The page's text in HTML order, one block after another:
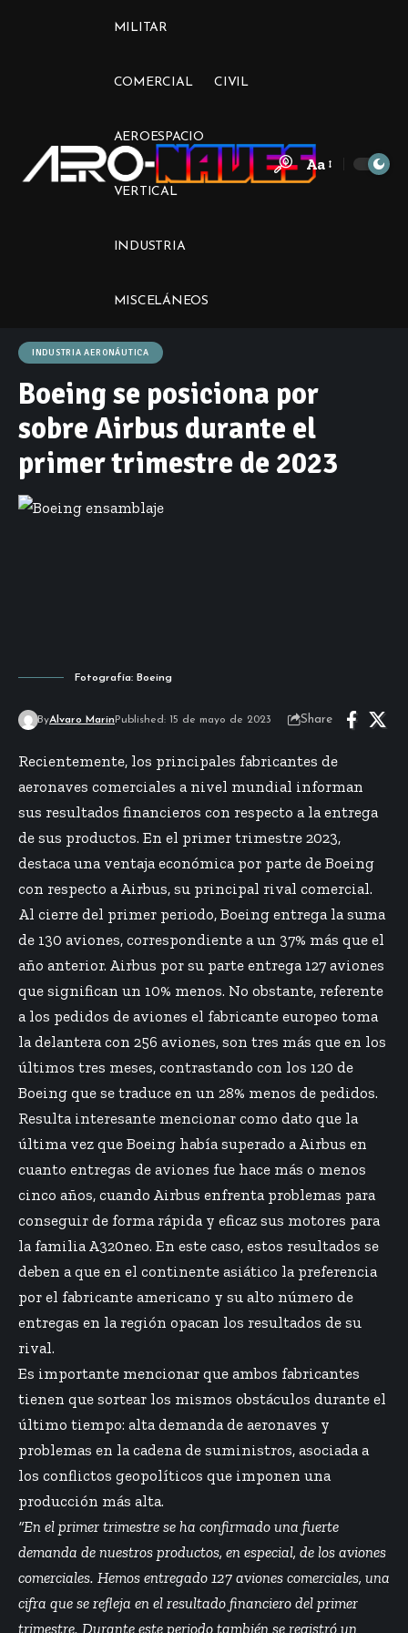
MILITAR
COMERCIAL CIVIL
AEROESPACIO
VERTICAL
INDUSTRIA
MISCELÁNEOS
Font
Aa
INDUSTRIA AERONÁUTICA
Boeing se posiciona por
sobre Airbus durante el
primer trimestre de 2023
Fotografía: Boeing
ByAlvaro Marin Published: 15 de mayo de 2023 Share
Recientemente, los principales fabricantes de
aeronaves comerciales a nivel mundial informan
sus resultados financieros con respecto a la entrega
de sus productos. En el primer trimestre 2023,
destaca una ventaja económica por parte de Boeing
con respecto a Airbus, su principal rival comercial.
Al cierre del primer periodo, Boeing entrega la suma
de 130 aviones, correspondiente a un 37% más que el
año anterior. Airbus por su parte entrega 127 aviones
que significan un 10% menos. No obstante, referente
a los pedidos de aviones el fabricante europeo toma
la delantera con 256 aviones, son tres más que en los
últimos tres meses, contrastando con los 120 de
Boeing que se traduce en un 28% menos de pedidos.
Resulta interesante mencionar como dato que la
última vez que Boeing había superado a Airbus en
cuanto entregas de aviones fue hace más o menos
cinco años, cuando Airbus enfrenta problemas para
conseguir de forma rápida y eficaz sus motores para
la familia A320neo. En este caso, estos resultados se
deben a que en el continente asiático la preferencia
por el fabricante americano y su alto número de
entregas en la región opacan los resultados de su
rival.
Es importante mencionar que ambos fabricantes
tienen que sortear los mismos obstáculos durante el
último tiempo: alta demanda de aeronaves y
problemas en la cadena de suministros, asociada a
los conflictos geopolíticos que imponen una
producción más alta.
“En el primer trimestre se ha confirmado una fuerte
demanda de nuestros productos, en especial, de los aviones
comerciales. Hemos entregado 127 aviones comerciales, una
cifra que se refleja en el resultado financiero del primer
trimestre. Durante este periodo también se registró un